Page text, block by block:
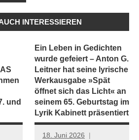
INTERESSIEREN
und
Ein Leben in Gedichten
wurde gefeiert – Anton G.
Leitner hat seine lyrische
Werkausgabe »Spät
öffnet sich das Licht« an
seinem 65. Geburtstag im
Lyrik Kabinett präsentiert
18. Juni 2026